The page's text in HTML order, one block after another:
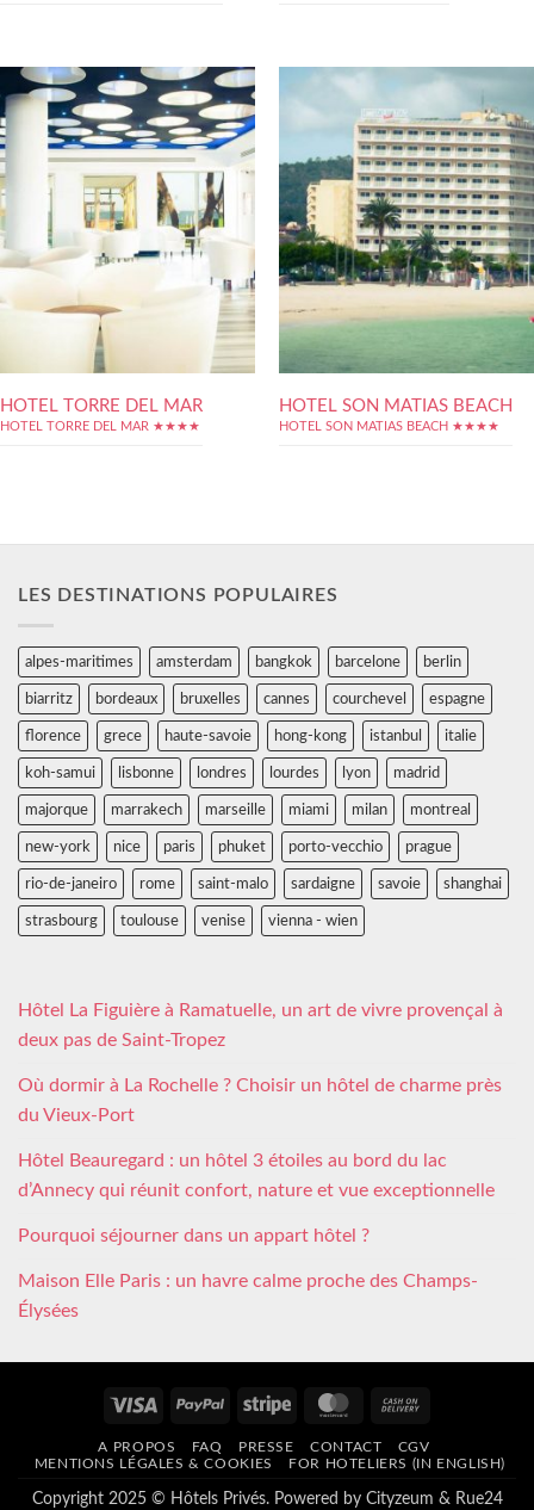
HOTEL TORRE DEL MAR
HOTEL TORRE DEL MAR ★★★★
HOTEL SON MATIAS BEACH
HOTEL SON MATIAS BEACH ★★★★
LES DESTINATIONS POPULAIRES
alpes-maritimes amsterdam bangkok barcelone berlin
biarritz bordeaux bruxelles cannes courchevel espagne
florence grece haute-savoie hong-kong istanbul italie
koh-samui lisbonne londres lourdes lyon madrid
majorque marrakech marseille miami milan montreal
new-york nice paris phuket porto-vecchio prague
rio-de-janeiro rome saint-malo sardaigne savoie shanghai
strasbourg toulouse venise vienna - wien
Hôtel La Figuière à Ramatuelle, un art de vivre provençal à
deux pas de Saint-Tropez
Où dormir à La Rochelle ? Choisir un hôtel de charme près
du Vieux-Port
Hôtel Beauregard : un hôtel 3 étoiles au bord du lac
d’Annecy qui réunit confort, nature et vue exceptionnelle
Pourquoi séjourner dans un appart hôtel ?
Maison Elle Paris : un havre calme proche des Champs-
Élysées
Visa PayPal Stripe MasterCard
Delivery
A PROPOS FAQ PRESSE CONTACT
CGV
MENTIONS LÉGALES & COOKIES
FOR HOTELIERS (IN ENGLISH)
Copyright 2025 © Hôtels Privés. Powered by Cityzeum & Rue24